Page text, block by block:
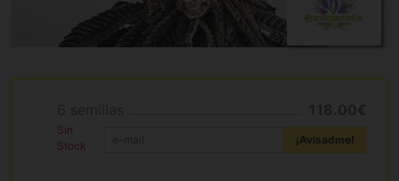
Sin
Stock
¡Avisadme!